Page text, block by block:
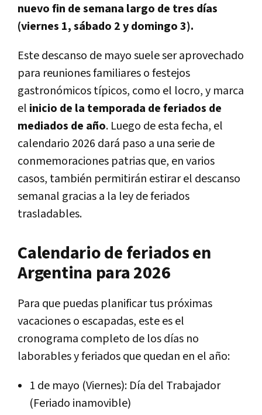
nuevo fin de semana largo de tres días
(viernes 1, sábado 2 y domingo 3).
Este descanso de mayo suele ser aprovechado
para reuniones familiares o festejos
gastronómicos típicos, como el locro, y marca
el inicio de la temporada de feriados de
mediados de año. Luego de esta fecha, el
calendario 2026 dará paso a una serie de
conmemoraciones patrias que, en varios
casos, también permitirán estirar el descanso
semanal gracias a la ley de feriados
trasladables.
Calendario de feriados en
Argentina para 2026
Para que puedas planificar tus próximas
vacaciones o escapadas, este es el
cronograma completo de los días no
laborables y feriados que quedan en el año:
1 de mayo (Viernes): Día del Trabajador
(Feriado inamovible)